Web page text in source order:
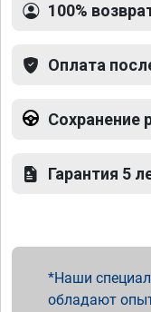
100%
Оплата
Сохранение
Гарантия 5
Наши
обладают